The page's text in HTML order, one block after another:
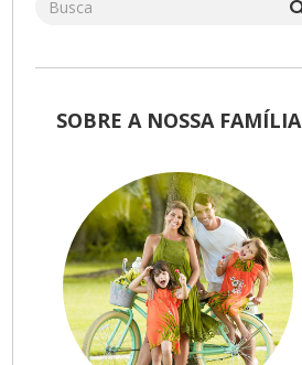
SOBRE A NOSSA FAMÍLIA